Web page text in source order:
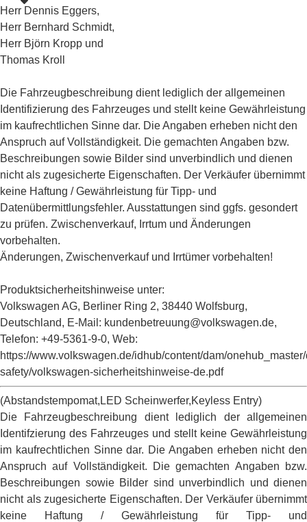
Herr Dennis Eggers,
Herr Bernhard Schmidt,
Herr Björn Kropp und
Thomas Kroll
Die Fahrzeugbeschreibung dient lediglich der allgemeinen
Identifizierung des Fahrzeuges und stellt keine Gewährleistung
im kaufrechtlichen Sinne dar. Die Angaben erheben nicht den
Anspruch auf Vollständigkeit. Die gemachten Angaben bzw.
Beschreibungen sowie Bilder sind unverbindlich und dienen
nicht als zugesicherte Eigenschaften. Der Verkäufer übernimmt
keine Haftung / Gewährleistung für Tipp- und
Datenübermittlungsfehler. Ausstattungen sind ggfs. gesondert
zu prüfen. Zwischenverkauf, Irrtum und Änderungen
vorbehalten.
Änderungen, Zwischenverkauf und Irrtümer vorbehalten!
Produktsicherheitshinweise unter:
Volkswagen AG, Berliner Ring 2, 38440 Wolfsburg,
Deutschland, E-Mail: kundenbetreuung@volkswagen.de,
Telefon: +49-5361-9-0, Web:
https://www.volkswagen.de/idhub/content/dam/
safety/volkswagen-sicherheitshinweise-de.pdf
(Abstandstempomat,LED Scheinwerfer,Keyless Entry)
Die Fahrzeugbeschreibung dient lediglich der allgemeinen
Identifzierung des Fahrzeuges und stellt keine Gewährleistung
im kaufrechtlichen Sinne dar. Die Angaben erheben nicht den
Anspruch auf Vollständigkeit. Die gemachten Angaben bzw.
Beschreibungen sowie Bilder sind unverbindlich und dienen
nicht als zugesicherte Eigenschaften. Der Verkäufer übernimmt
keine Haftung / Gewährleistung für Tipp- und